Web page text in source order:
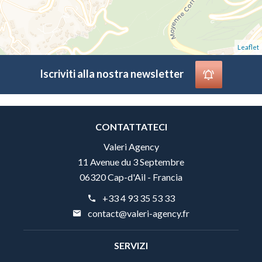
Leaflet
Iscriviti alla nostra newsletter
CONTATTATECI
Valeri Agency
11 Avenue du 3 Septembre
06320 Cap-d'Ail - Francia
+33 4 93 35 53 33
contact@valeri-agency.fr
SERVIZI